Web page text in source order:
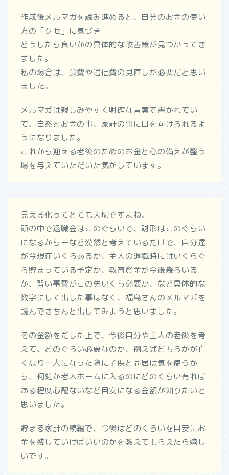
作成後メルマガを読み進めると、自分のお金の使い
方の「クセ」に気づき
どうしたら良いかの具体的な改善策が見つかってき
ました。
私の場合は、食費や通信費の見直しが必要だと思い
ました。
メルマガは親しみやすく明確な言葉で書かれてい
て、自然とお金の事、家計の事に目を向けられるよ
うになりました。
これから迎える老後のためのお金と心の備えが整う
場を与えていただいた気がしています。
見える化ってとても大切ですよね。
頭の中で退職金はこのぐらいで、財形はこのぐらい
になるからーなど漠然と考えているだけで、自分達
が今現在いくらあるか、主人の退職時にはいくらぐ
ら貯まっている予定か、教育資金が今後幾らいる
か、習い事費がこの先いくら必要か、など具体的な
数字にして出した事はなく、福島さんのメルマガを
読んできちんと出してみようと思いました。
その金額をだした上で、今後自分や主人の老後を考
えて、どのぐらい必要なのか、例えばどちらかが亡
くなり一人になった際に子供と同居は気を使うか
ら、何処か老人ホームに入るのにどのくらい有れば
ある程度心配ないなど目安になる金額が知りたいと
思いました。
貯まる家計の続編で、今後はどのくらいを目安にお
金を残していけばいいのかを教えてもらえたら嬉し
いです。